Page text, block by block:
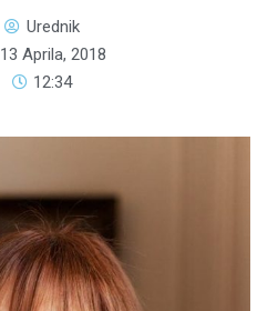
Urednik
13 Aprila, 2018
12:34